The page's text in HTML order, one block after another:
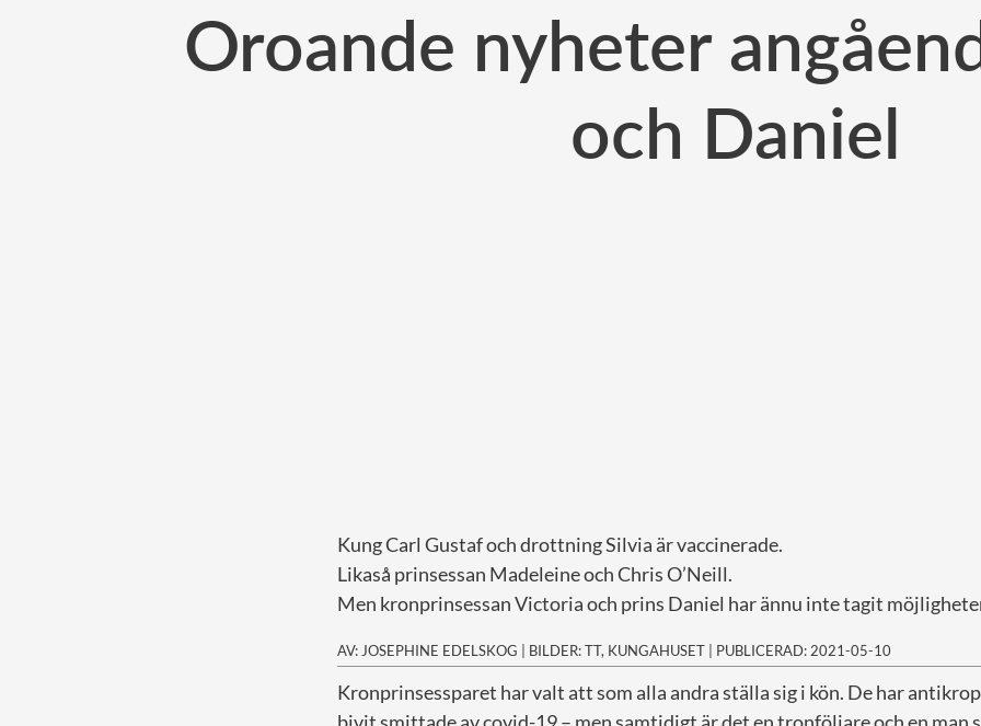
Oroande nyheter
och Daniel
Kung Carl Gustaf och drottning Silvia är vaccinerade.
Likaså prinsessan Madeleine och Chris O’Neill.
Men kronprinsessan Victoria och prins Daniel har ännu inte tagit
AV: JOSEPHINE EDELSKOG | BILDER: TT, KUNGAHUSET | PUBLICERAD: 2021-05-10
Kronprinsessparet har valt att som alla andra ställa sig i kön. De har
bivit smittade av covid-19 – men samtidigt är det en tronföljare och en man